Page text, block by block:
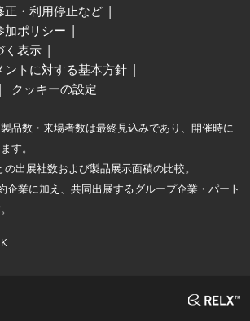
正・利用停止など
加ポリシー
く表示
ントに対する基本方針
クッキーの設定
品数・来場者数は最終見込みであり、開催時に
す。
出展社数および製品展示面積の比較。
企業に加え、共同出展するグループ企業・パート